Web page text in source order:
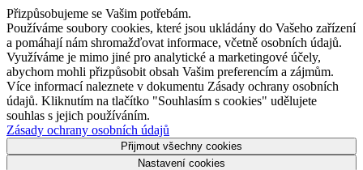
Přizpůsobujeme se Vašim potřebám.
Používáme soubory cookies, které jsou ukládány do Vašeho zařízení
a pomáhají nám shromažďovat informace, včetně osobních údajů.
Využíváme je mimo jiné pro analytické a marketingové účely,
abychom mohli přizpůsobit obsah Vašim preferencím a zájmům.
Více informací naleznete v dokumentu Zásady ochrany osobních
údajů. Kliknutím na tlačítko "Souhlasím s cookies" udělujete
souhlas s jejich používáním.
Zásady ochrany osobních údajů
Přijmout všechny cookies
Nastavení cookies